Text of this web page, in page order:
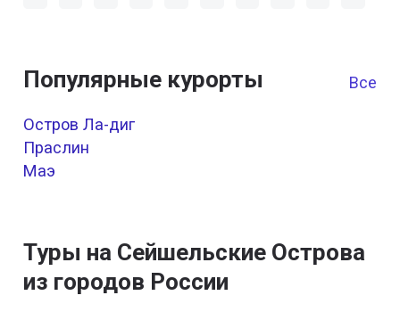
Популярные курорты Все
Остров Ла-диг
Праслин
Маэ
Туры на Сейшельские Острова
из городов России